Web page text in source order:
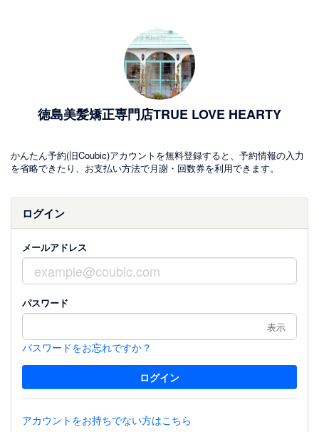
徳島美髪矯正専門店TRUE LOVE HEARTY
かんたん予約(旧Coubic)アカウントを無料登録すると、予約情報の入力
を省略できたり、お支払い方法で月謝・回数券を利用できます。
ログイン
メールアドレス
パスワード
表示
パスワードをお忘れですか？
アカウントをお持ちでない方はこちら